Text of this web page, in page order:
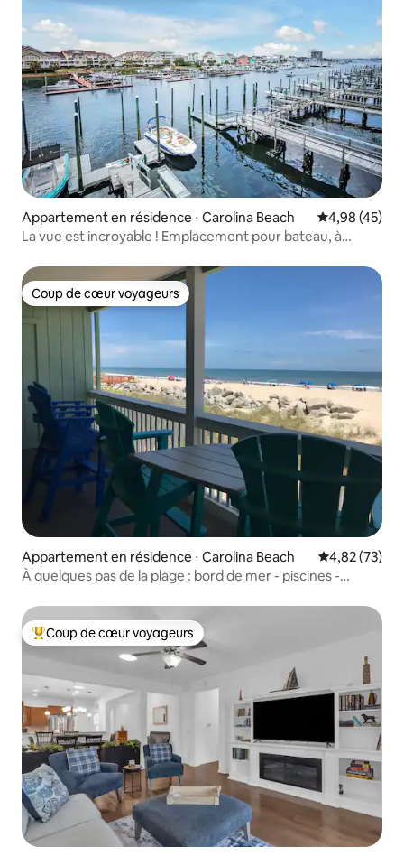
Appartement en résidence ⋅ Carolina Beach Évaluation
4,98 (45)
La vue est incroyable ! Emplacement pour bateau, à
Coup de cœur voyageurs
Coup de cœur voyageurs
Appartement en résidence ⋅ Carolina Beach Évaluation
4,82 (73)
À quelques pas de la plage : bord de mer - piscines -
Coups de cœur voyageurs les plus appréciés
Coup de cœur voyageurs